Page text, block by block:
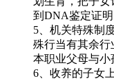
到DNA鉴定证明
5、机关特殊制
殊行当有其余
本职业父母与小
6、收养的子女